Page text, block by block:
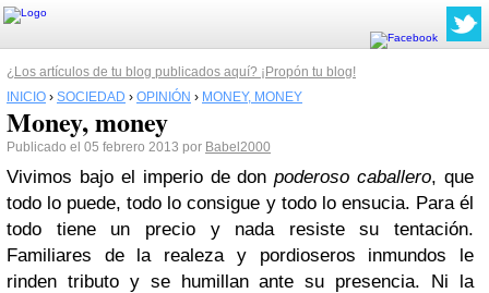
¿Los artículos de tu blog publicados aquí? ¡Propón tu blog!
INICIO › SOCIEDAD › OPINIÓN › MONEY, MONEY
Money, money
Publicado el 05 febrero 2013 por Babel2000
Vivimos bajo el imperio de donpoderoso caballero, que
todo lo puede, todo lo consigue y todo lo ensucia. Para él
todo tiene un precio y nada resiste su tentación.
Familiares de la realeza y pordioseros inmundos le
rinden tributo y se humillan ante su presencia. Ni la